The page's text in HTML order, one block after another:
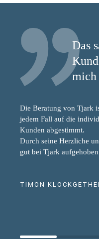
Das
mich
Die Beratung von Tjark
jedem Fall auf die
Kunden abgestimmt.
Durch seine Herzliche
gut bei Tjark
TIMON